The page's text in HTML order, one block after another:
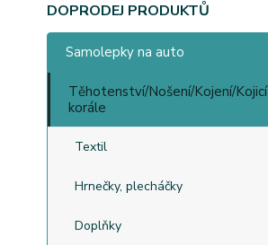
DOPRODEJ PRODUKTŮ
Samolepky na auto
Těhotenství/Nošení/Kojení/Kojicí
korále
Textil
Hrnečky, plecháčky
Doplňky